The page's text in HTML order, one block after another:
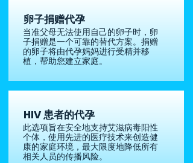
卵子捐赠代孕
当准父母无法使用自己的卵子时，卵
子捐赠是一个可靠的替代方案。捐赠
的卵子将由代孕妈妈进行受精并移
植，帮助您建立家庭。
HIV 患者的代孕
此选项旨在安全地支持艾滋病毒阳性
个体，使用先进的医疗技术来创造健
康的家庭环境，最大限度地降低所有
相关人员的传播风险。